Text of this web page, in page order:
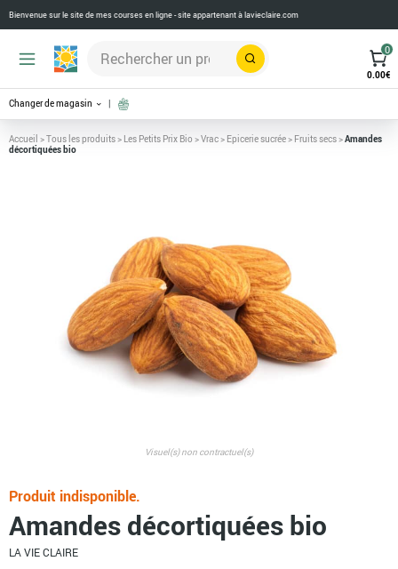
Bienvenue sur le site de mes courses en ligne - site appartenant àlavieclaire.com
Rechercher
0
0.00€
Changer de magasin
Accueil >Tous les produits> Les Petits Prix Bio >Vrac> Epicerie sucrée> Fruits secs>Amandes
décortiquées bio
Visuel(s) non contractuel(s)
Amandes décortiquées bio
LA VIE CLAIRE
Produit indisponible.